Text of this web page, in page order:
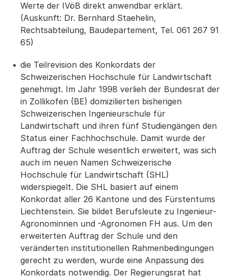
Werte der IVöB direkt anwendbar erklärt.
(Auskunft: Dr. Bernhard Staehelin,
Rechtsabteilung, Baudepartement, Tel. 061 267 91
65)
die Teilrevision des Konkordats der
Schweizerischen Hochschule für Landwirtschaft
genehmigt. Im Jahr 1998 verlieh der Bundesrat der
in Zollikofen (BE) domizilierten bisherigen
Schweizerischen Ingenieurschule für
Landwirtschaft und ihren fünf Studiengängen den
Status einer Fachhochschule. Damit wurde der
Auftrag der Schule wesentlich erweitert, was sich
auch im neuen Namen Schweizerische
Hochschule für Landwirtschaft (SHL)
widerspiegelt. Die SHL basiert auf einem
Konkordat aller 26 Kantone und des Fürstentums
Liechtenstein. Sie bildet Berufsleute zu Ingenieur-
Agronominnen und -Agronomen FH aus. Um den
erweiterten Auftrag der Schule und den
veränderten institutionellen Rahmenbedingungen
gerecht zu werden, wurde eine Anpassung des
Konkordats notwendig. Der Regierungsrat hat